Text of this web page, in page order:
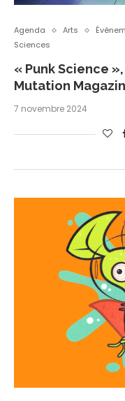
Agenda Arts
Sciences
« Punk Science
Mutation
7 novembre 2024